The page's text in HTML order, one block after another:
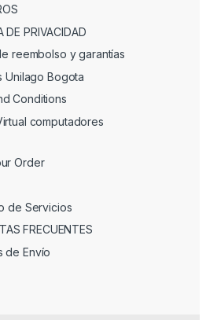
DE PRIVACIDAD
reembolso y garantías
Unilago Bogota
Conditions
computadores
Order
de Servicios
FRECUENTES
de Envío